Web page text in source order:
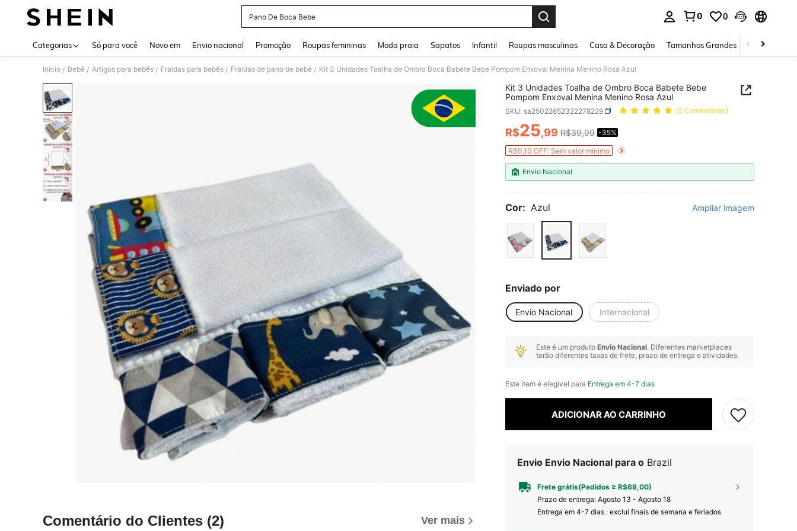
Pano De Boca Bebe
0 0
Categorias Só para você Novo em Envio nacional Promoção Roupas femininas Moda praia Sapatos Infantil Roupas masculinas Casa & Decoração Tamanhos Grandes Joias e
Início / Bebê / Artigos para bebês / Fraldas para bebês / Fraldas de pano de bebê / Kit 3 Unidades Toalha de Ombro Boca Babete Bebe Pompom Enxoval Menina Menino Rosa Azul
Comentário do Clientes (2) Ver mais
Kit 3 Unidades Toalha de Ombro Boca Babete Bebe
Pompom Enxoval Menina Menino Rosa Azul
SKU: sa25022652322278229 (2 Comentários)
PRICE AND AVAILABILITY
R$25,99 R$39,99 -35%
R$0,10 OFF: Sem valor mínimo
Envio Nacional
Cor: Azul Ampliar imagem
Enviado por
Envio Nacional Internacional
Este é um produto Envio Nacional. Diferentes marketplaces
terão diferentes taxas de frete, prazo de entrega e atividades.
Este item é elegível para Entrega em 4-7 dias
ADICIONAR AO CARRINHO
Envio Envio Nacional para o Brazil
Frete grátis(Pedidos ≥ R$69,00)
Prazo de entrega: Agosto 13 - Agosto 18
Entrega em 4-7 dias : exclui finais de semana e feriados